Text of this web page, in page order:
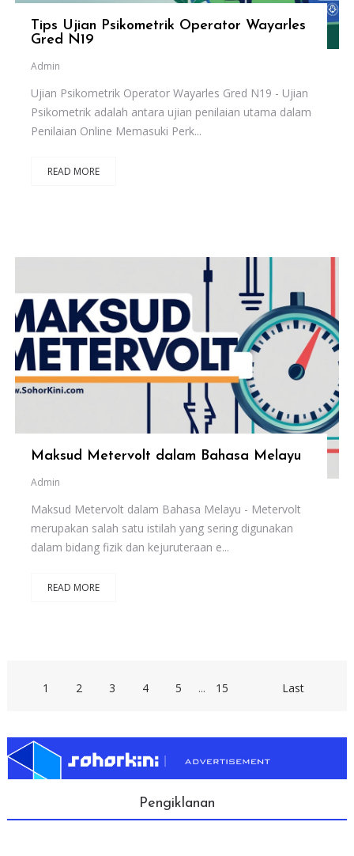
Tips Ujian Psikometrik Operator Wayarles
Gred N19
Admin
Ujian Psikometrik Operator Wayarles Gred N19 - Ujian
Psikometrik adalah antara ujian penilaian utama dalam
Penilaian Online Memasuki Perk...
READ MORE
Maksud Metervolt dalam Bahasa Melayu
Admin
Maksud Metervolt dalam Bahasa Melayu - Metervolt
merupakan salah satu istilah yang sering digunakan
dalam bidang fizik dan kejuruteraan e...
READ MORE
1 2 3 4 5 ... 15 Last
Pengiklanan